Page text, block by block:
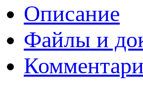
Описание
Файлы и